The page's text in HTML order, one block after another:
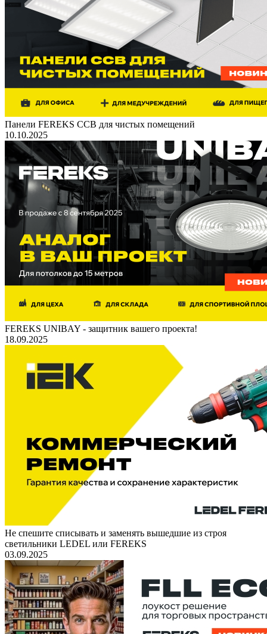
Панели FEREKS ССВ для чистых помещений
10.10.2025
FEREKS UNIBAY - защитник вашего проекта!
18.09.2025
Не спешите списывать и заменять вышедшие из строя
светильники LEDEL или FEREKS
03.09.2025